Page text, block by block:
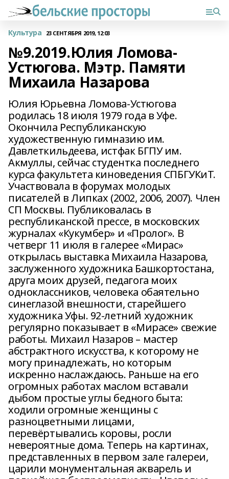
Культура 23 СЕНТЯБРЯ 2019, 12:03
№9.2019.Юлия Ломова-
Устюгова. Мэтр. Памяти
Михаила Назарова
Юлия Юрьевна Ломова-Устюгова
родилась 18 июля 1979 года в Уфе.
Окончила Республиканскую
художественную гимназию им.
Давлеткильдеева, истфак БГПУ им.
Акмуллы, сейчас студентка последнего
курса факультета киноведения СПБГУКиТ.
Участвовала в форумах молодых
писателей в Липках (2002, 2006, 2007). Член
СП Москвы. Публиковалась в
республиканской прессе, в московских
журналах «Кукумбер» и «Пролог». В
четверг 11 июля в галерее «Мирас»
открылась выставка Михаила Назарова,
заслуженного художника Башкортостана,
друга моих друзей, педагога моих
одноклассников, человека обаятельно
синеглазой внешности, старейшего
художника Уфы. 92-летний художник
регулярно показывает в «Мирасе» свежие
работы. Михаил Назаров – мастер
абстрактного искусства, к которому не
могу принадлежать, но которым
искренно наслаждаюсь. Раньше на его
огромных работах маслом вставали
дыбом простые углы бедного быта:
ходили огромные женщины с
разноцветными лицами,
перевёртывались коровы, росли
невероятные дома. Теперь на картинах,
представленных в первом зале галереи,
царили монументальная акварель и